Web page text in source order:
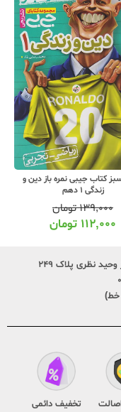
کتاب جیبی نمره باز دین و
زندگی 1 دهم
۱۳۹,۰۰۰تومان
۱۱۲,۰۰۰ تومان
تخفیف دائمی